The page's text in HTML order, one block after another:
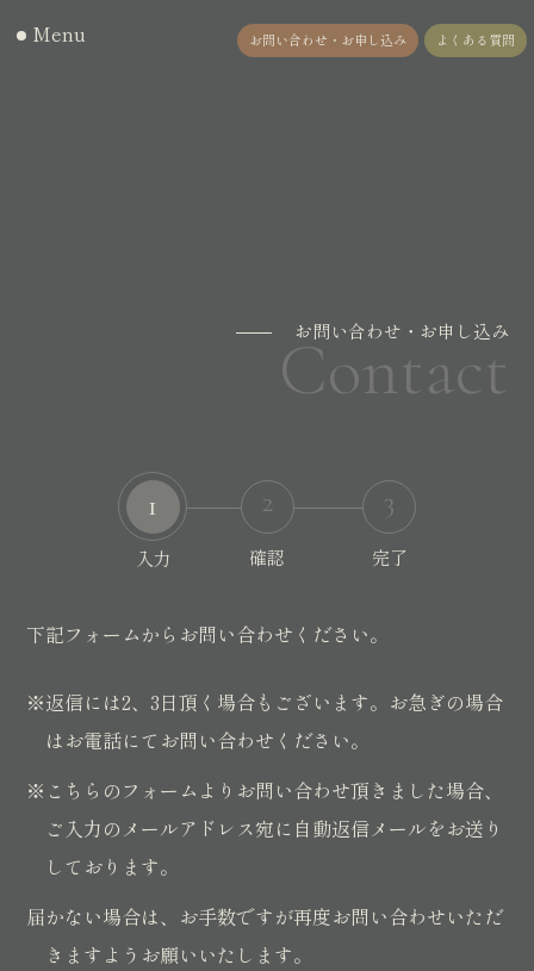
Menu お問い合わせ・お申し込み よくある質問
お問い合わせ・お申し込み
Contact
1
入力
2
確認
3
完了
下記フォームからお問い合わせください。
※返信には2、3日頂く場合もございます。お急ぎの場合
はお電話にてお問い合わせください。
※こちらのフォームよりお問い合わせ頂きました場合、
ご入力のメールアドレス宛に自動返信メールをお送り
しております。
届かない場合は、お手数ですが再度お問い合わせいただ
きますようお願いいたします。